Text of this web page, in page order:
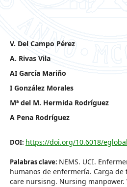
V. Del Campo Pérez
A. Rivas Vila
AI García Mariño
I González Morales
Mª del M. Hermida Rodríguez
A Pena Rodríguez
DOI: https://doi.org/10.6018/
Palabras clave: NEMS. UCI.
humanos de enfermería. Carga
care nursisng. Nursing manpower.